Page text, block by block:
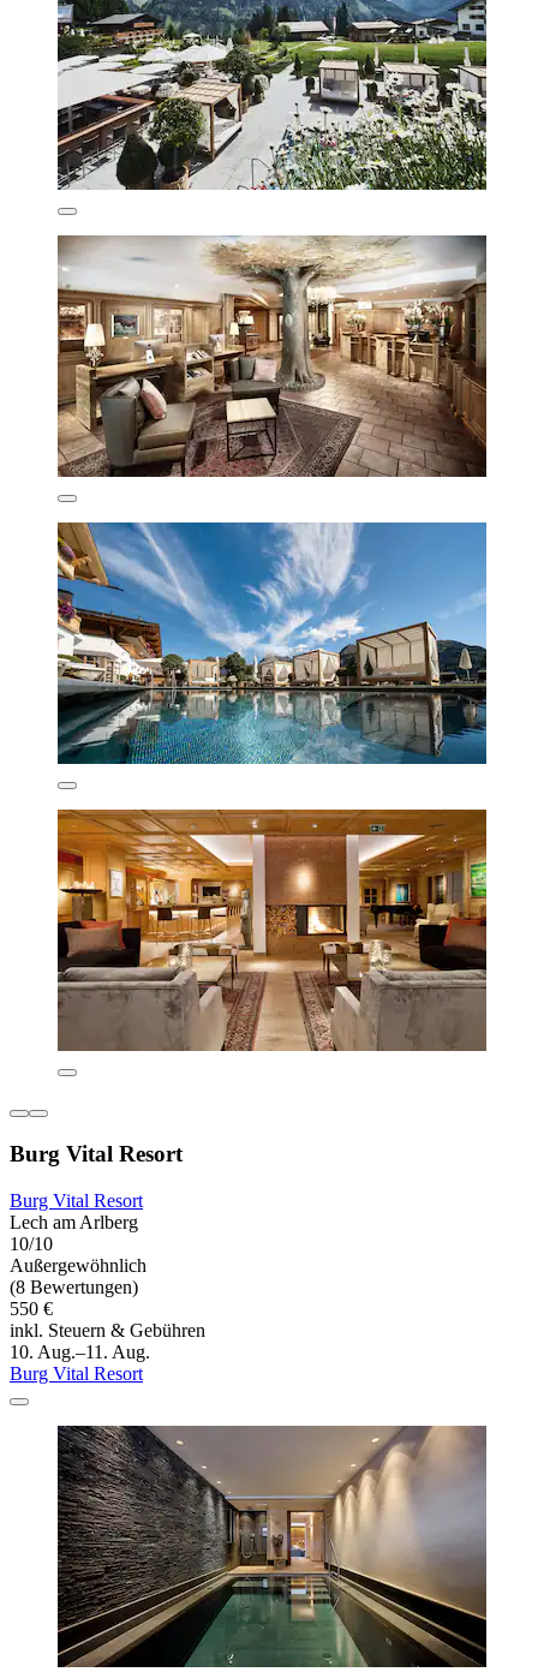
Burg Vital Resort
Burg Vital Resort
Lech am Arlberg
10/10
Außergewöhnlich
(8 Bewertungen)
550 €
inkl. Steuern & Gebühren
10. Aug.–11. Aug.
Burg Vital Resort